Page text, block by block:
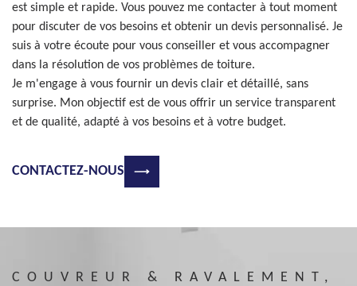
est simple et rapide. Vous pouvez me contacter à tout moment
pour discuter de vos besoins et obtenir un devis personnalisé. Je
suis à votre écoute pour vous conseiller et vous accompagner
dans la résolution de vos problèmes de toiture.
Je m'engage à vous fournir un devis clair et détaillé, sans
surprise. Mon objectif est de vous offrir un service transparent
et de qualité, adapté à vos besoins et à votre budget.
CONTACTEZ-NOUS
COUVREUR & RAVALEMENT,